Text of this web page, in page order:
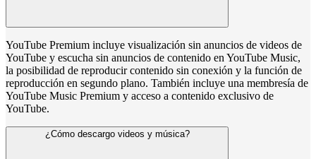
YouTube Premium incluye visualización sin anuncios de videos de
YouTube y escucha sin anuncios de contenido en YouTube Music,
la posibilidad de reproducir contenido sin conexión y la función de
reproducción en segundo plano. También incluye una membresía de
YouTube Music Premium y acceso a contenido exclusivo de
YouTube.
¿Cómo descargo videos y música?